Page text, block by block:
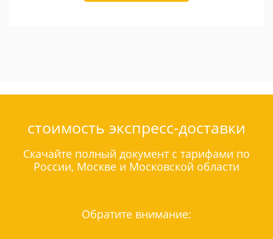
стоимость экспресс-доставки
Скачайте полный документ с тарифами по
России, Москве и Московской области
Обратите внимание: